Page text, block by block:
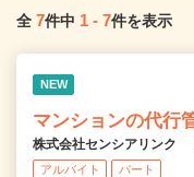
全 7件中 1 - 7件を表示
NEW
マンションの代行
株式会社センシアリンク
アルバイト パート